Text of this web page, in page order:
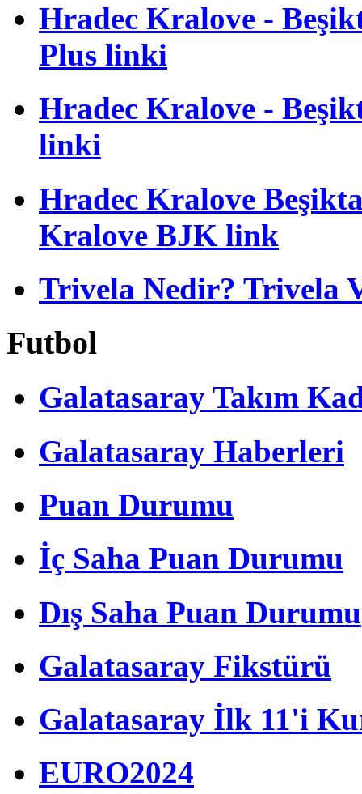
Hradec Kralove -
Plus linki
Hradec Kralove -
linki
Hradec Kralove
Kralove BJK link
Trivela Nedir? Trivela
Futbol
Galatasaray Takım
Galatasaray Haberleri
Puan Durumu
İç Saha Puan Durumu
Dış Saha Puan Durumu
Galatasaray Fikstürü
Galatasaray İlk 11'i
EURO2024